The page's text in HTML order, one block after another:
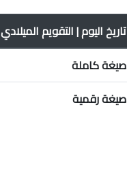
تاريخ اليوم | التقويم الميلادي
صيغة كاملة
صيغة رقمية